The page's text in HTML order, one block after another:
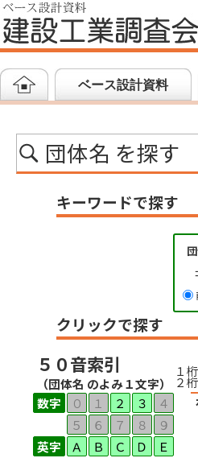
ベース設計資料
団体名 を探す
キーワードで探す
クリックで探す
５０音索引
（団体名 のよみ１文字）
数字
０ １ ２ ３
４
５
６ ７ ８
９
英字
Ａ Ｂ Ｃ Ｄ
Ｅ
１
２